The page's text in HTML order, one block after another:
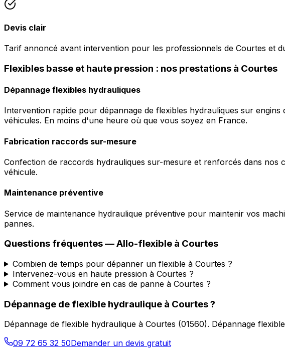
Devis clair
Tarif annoncé avant intervention pour les professionnels de Courtes et
Flexibles basse et haute pression : nos prestations à Courtes
Dépannage flexibles hydrauliques
Intervention rapide pour dépannage de flexibles hydrauliques sur
véhicules. En moins d'une heure où que vous soyez en France.
Fabrication raccords sur-mesure
Confection de raccords hydrauliques sur-mesure et renforcés dans nos
véhicule.
Maintenance préventive
Service de maintenance hydraulique préventive pour maintenir vos
pannes.
Questions fréquentes —Allo-flexible à Courtes
Combien de temps pour dépanner un flexible à Courtes ?
Intervenez-vous en haute pression à Courtes ?
Comment vous joindre en cas de panne à Courtes ?
Dépannage de flexible hydraulique à Courtes?
Dépannage de flexible hydraulique à Courtes (01560). Dépannage
09 72 65 32 50Demander un devis gratuit